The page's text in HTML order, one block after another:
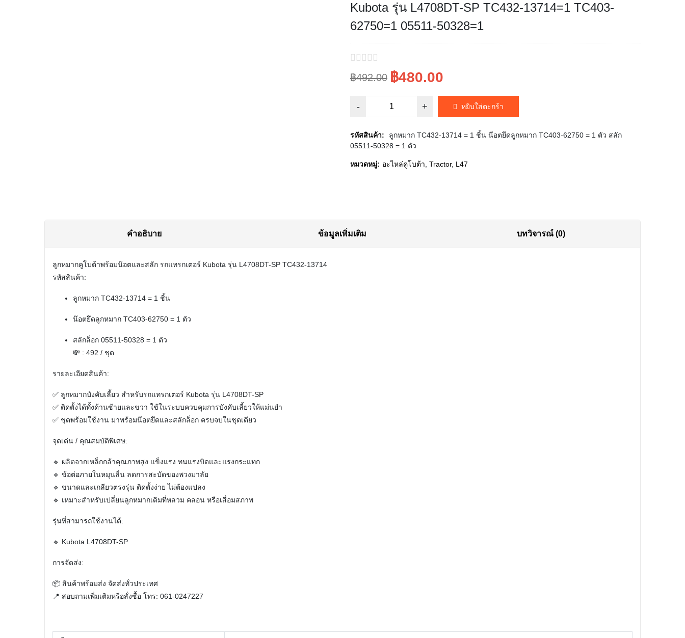
Kubota รุ่น L4708DT-SP TC432-13714=1 TC403-
62750=1 05511-50328=1
฿492.00
Original
price
was:
฿492.00.
฿480.00
Current
price
is:
฿480.00.
หยิบใส่ตะกร้า
รหัสสินค้า:
ลูกหมาก TC432-13714 = 1 ชิ้น น๊อตยึดลูกหมาก TC403-62750 = 1 ตัว สลัก
05511-50328 = 1 ตัว
หมวดหมู่: อะไหล่คูโบต้า Tractor, L47
คำอธิบาย ข้อมูลเพิ่มเติม บทวิจารณ์ (0)
ลูกหมากคูโบต้าพร้อมน๊อตและสลัก รถแทรกเตอร์ Kubota รุ่น L4708DT-SP TC432-13714
รหัสสินค้า:
ลูกหมาก TC432-13714 = 1 ชิ้น
น๊อตยึดลูกหมาก TC403-62750 = 1 ตัว
สลักล็อก 05511-50328 = 1 ตัว
💸 : 492 / ชุด
รายละเอียดสินค้า:
✅ ลูกหมากบังคับเลี้ยว สำหรับรถแทรกเตอร์ Kubota รุ่น L4708DT-SP
✅ ติดตั้งได้ทั้งด้านซ้ายและขวา ใช้ในระบบควบคุมการบังคับเลี้ยวให้แม่นยำ
✅ ชุดพร้อมใช้งาน มาพร้อมน๊อตยึดและสลักล็อก ครบจบในชุดเดียว
จุดเด่น / คุณสมบัติพิเศษ:
🔹 ผลิตจากเหล็กกล้าคุณภาพสูง แข็งแรง ทนแรงบิดและแรงกระแทก
🔹 ข้อต่อภายในหมุนลื่น ลดการสะบัดของพวงมาลัย
🔹 ขนาดและเกลียวตรงรุ่น ติดตั้งง่าย ไม่ต้องแปลง
🔹 เหมาะสำหรับเปลี่ยนลูกหมากเดิมที่หลวม คลอน หรือเสื่อมสภาพ
รุ่นที่สามารถใช้งานได้:
🔹 Kubota L4708DT-SP
การจัดส่ง:
📦 สินค้าพร้อมส่ง จัดส่งทั่วประเทศ
📍 สอบถามเพิ่มเติมหรือสั่งซื้อ โทร: 061-0247227